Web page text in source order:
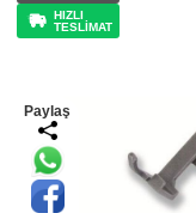
HIZLI
TESLİMAT
Paylaş